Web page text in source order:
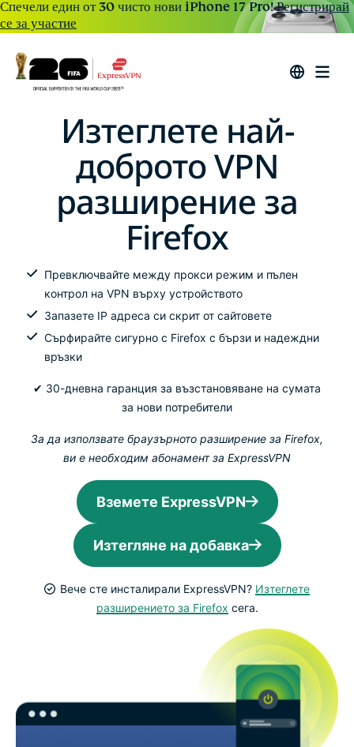
Спечели един от 30 чисто нови iPhone 17 Pro!Регистрирай
се за участие
Изтеглете най-
доброто VPN
разширение за
Firefox
Превключвайте между прокси режим и пълен
контрол на VPN върху устройството
Запазете IP адреса си скрит от сайтовете
Сърфирайте сигурно с Firefox с бързи и надеждни
връзки
✔ 30-дневна гаранция за възстановяване на сумата
за нови потребители
За да използвате браузърното разширение за Firefox,
ви е необходим абонамент за ExpressVPN
Вземете ExpressVPN
Изтегляне на добавка
Вече сте инсталирали ExpressVPN? Изтеглете
разширението за Firefox сега.